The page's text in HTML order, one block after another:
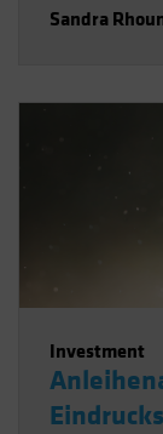
Sandra
Investment